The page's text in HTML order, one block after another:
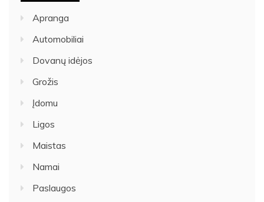
Apranga
Automobiliai
Dovanų idėjos
Grožis
Įdomu
Ligos
Maistas
Namai
Paslaugos